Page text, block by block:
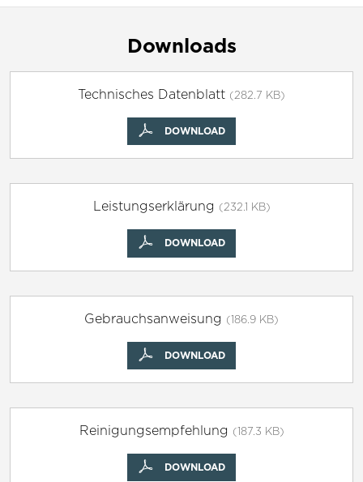
Downloads
Technisches Datenblatt (282.7 KB)
DOWNLOAD
Leistungserklärung (232.1 KB)
DOWNLOAD
Gebrauchsanweisung (186.9 KB)
DOWNLOAD
Reinigungsempfehlung (187.3 KB)
DOWNLOAD